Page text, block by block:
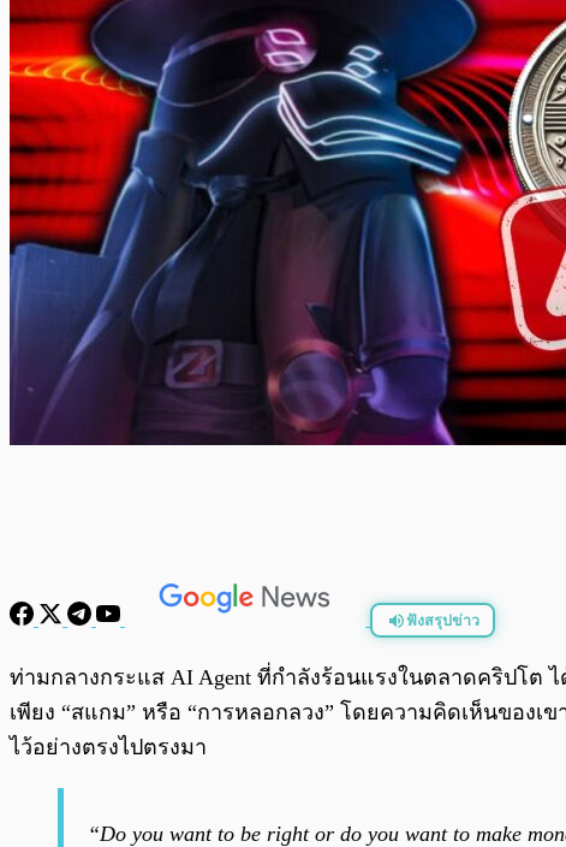
ฟังสรุปข่าว
ท่ามกลางกระแส AI Agent ที่กำลังร้อนแรงในตลาดคริปโต
เพียง “สแกม” หรือ “การหลอกลวง” โดยความคิดเห็นของ
ไว้อย่างตรงไปตรงมา
“Do you want to be right or do you want to make